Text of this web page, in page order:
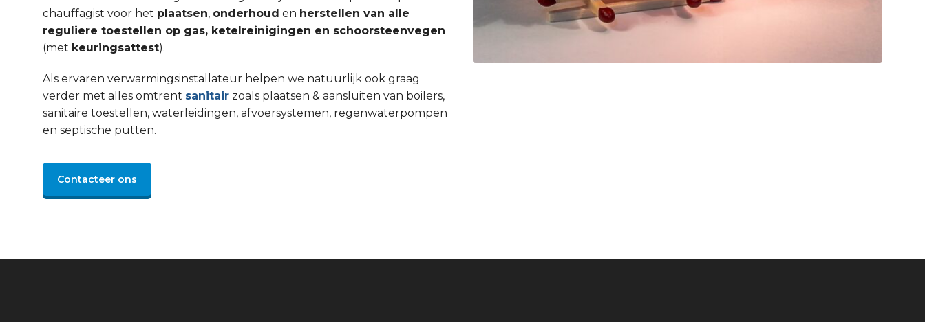
chauffagist voor het plaatsen, onderhoud en herstellen van alle
reguliere toestellen op gas, ketelreinigingen en schoorsteenvegen
(met keuringsattest).
Als ervaren verwarmingsinstallateur helpen we natuurlijk ook graag
verder met alles omtrent sanitair zoals plaatsen & aansluiten van boilers,
sanitaire toestellen, waterleidingen, afvoersystemen, regenwaterpompen
en septische putten.
Contacteer ons